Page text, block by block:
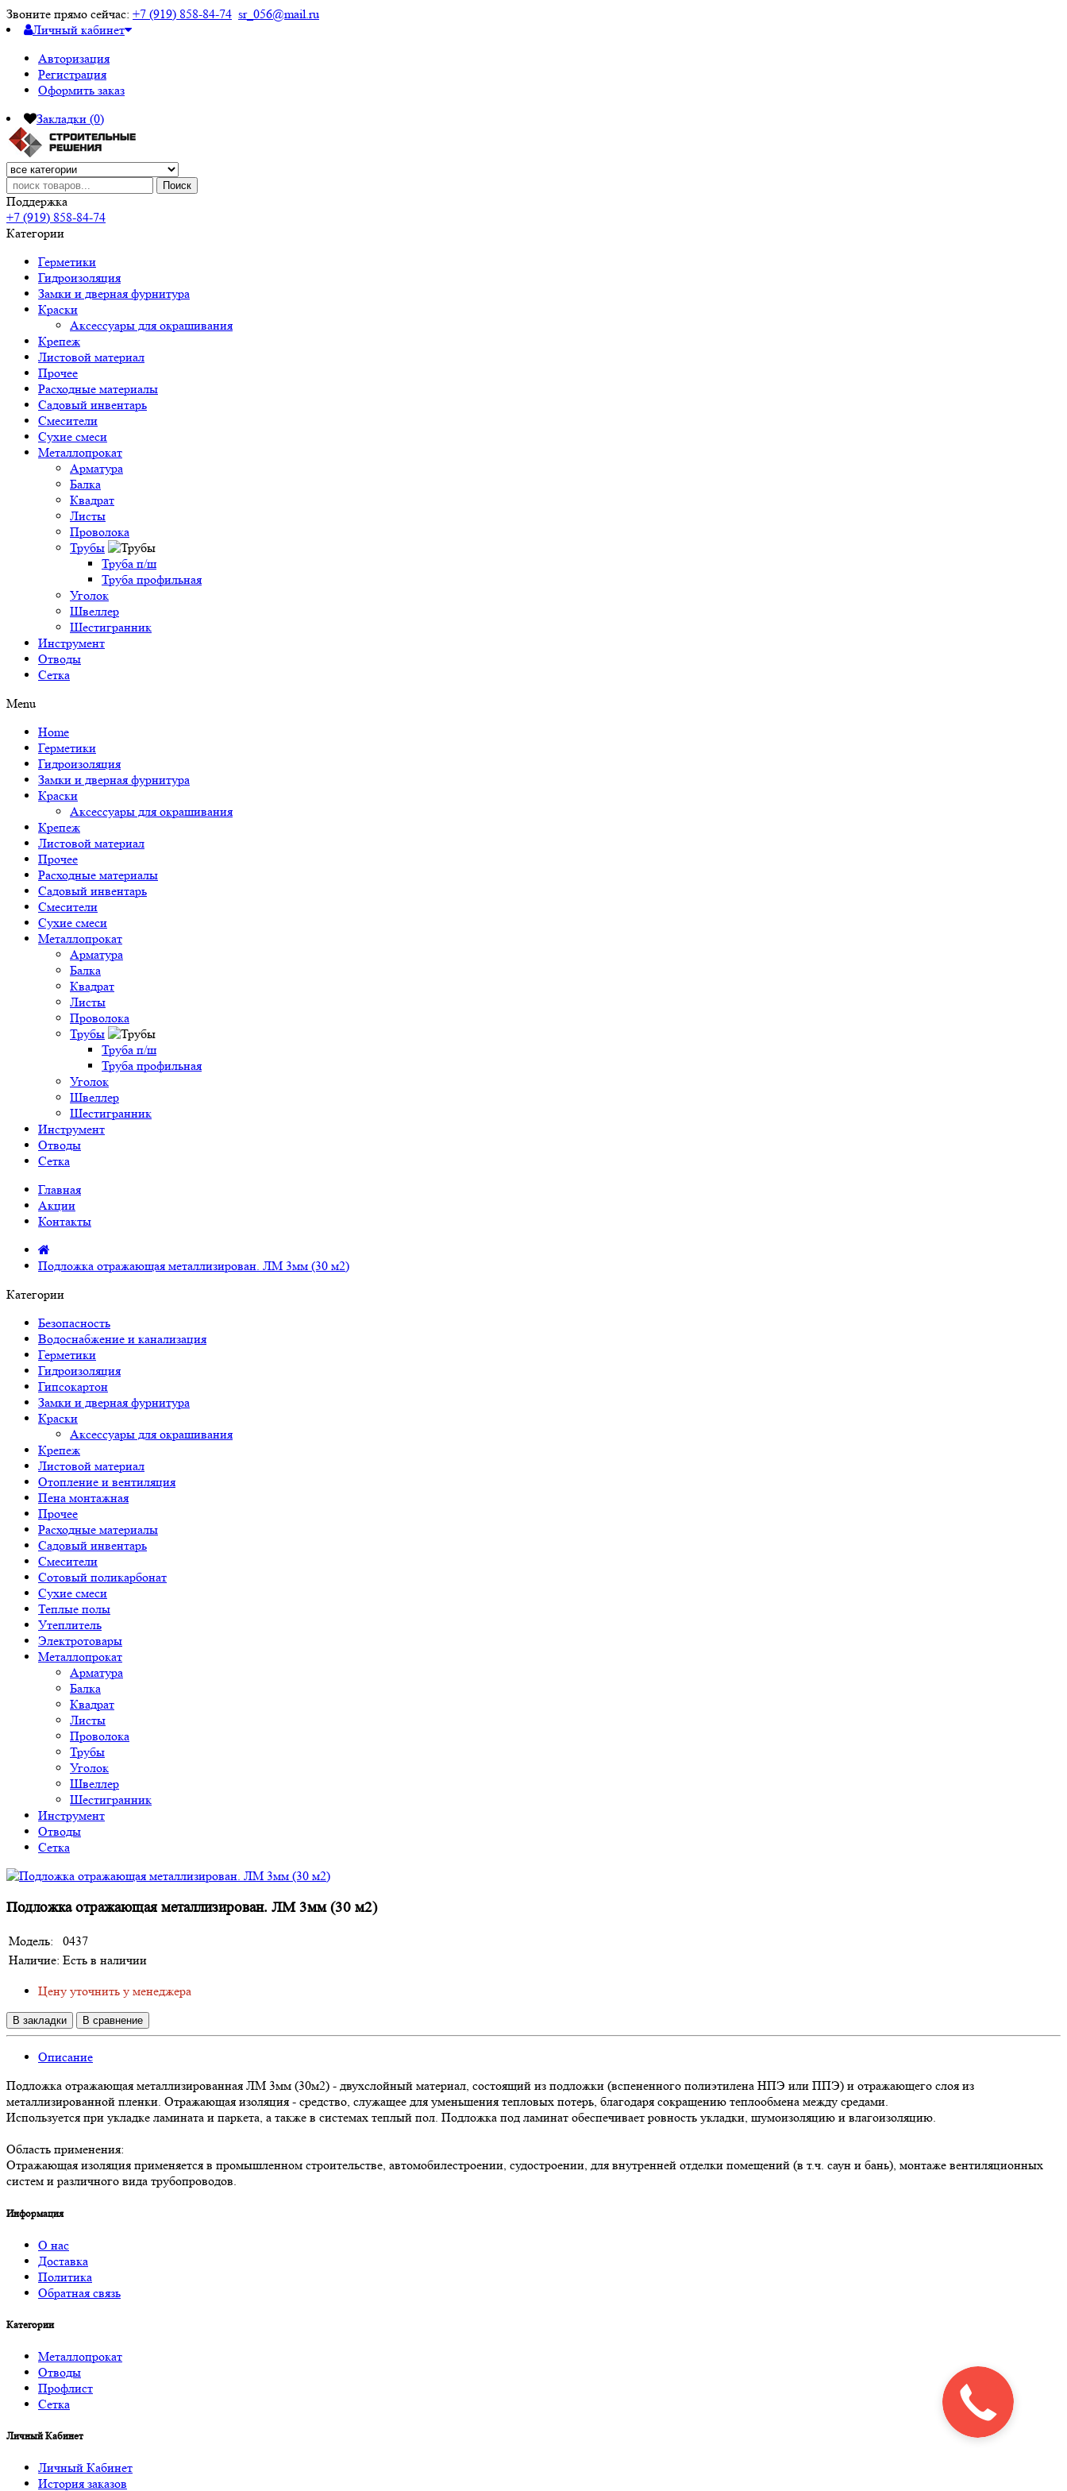
Звоните прямо сейчас: +7 (919) 858-84-74 sr_056@mail.ru
Личный кабинет
Авторизация
Регистрация
Оформить заказ
Закладки (0)
Поиск
Поддержка
+7 (919) 858-84-74
Категории
Герметики
Гидроизоляция
Замки и дверная фурнитура
Краски
Аксессуары для окрашивания
Крепеж
Листовой материал
Прочее
Расходные материалы
Садовый инвентарь
Смесители
Сухие смеси
Металлопрокат
Арматура
Балка
Квадрат
Листы
Проволока
Трубы
Труба п/ш
Труба профильная
Уголок
Швеллер
Шестигранник
Инструмент
Отводы
Сетка
Menu
Home
Герметики
Гидроизоляция
Замки и дверная фурнитура
Краски
Аксессуары для окрашивания
Крепеж
Листовой материал
Прочее
Расходные материалы
Садовый инвентарь
Смесители
Сухие смеси
Металлопрокат
Арматура
Балка
Квадрат
Листы
Проволока
Трубы
Труба п/ш
Труба профильная
Уголок
Швеллер
Шестигранник
Инструмент
Отводы
Сетка
Главная
Акции
Контакты
Подложка отражающая металлизирован. ЛМ 3мм (30 м2)
Категории
Безопасность
Водоснабжение и канализация
Герметики
Гидроизоляция
Гипсокартон
Замки и дверная фурнитура
Краски
Аксессуары для окрашивания
Крепеж
Листовой материал
Отопление и вентиляция
Пена монтажная
Прочее
Расходные материалы
Садовый инвентарь
Смесители
Сотовый поликарбонат
Сухие смеси
Теплые полы
Утеплитель
Электротовары
Металлопрокат
Арматура
Балка
Квадрат
Листы
Проволока
Трубы
Уголок
Швеллер
Шестигранник
Инструмент
Отводы
Сетка
Подложка отражающая металлизирован. ЛМ 3мм (30 м2)
Модель:
0437
Наличие: Есть в наличии
Цену уточнить у менеджера
В закладки В сравнение
Описание
Подложка отражающая металлизированная ЛМ 3мм (30м2) - двухслойный материал, состоящий из подложки (вспененного полиэтилена НПЭ или ППЭ) и отражающего слоя из
металлизированной пленки. Отражающая изоляция - средство, служащее для уменьшения тепловых потерь, благодаря сокращению теплообмена между средами.
Используется при укладке ламината и паркета, а также в системах теплый пол. Подложка под ламинат обеспечивает ровность укладки, шумоизоляцию и влагоизоляцию.
Область применения:
Отражающая изоляция применяется в промышленном строительстве, автомобилестроении, судостроении, для внутренней отделки помещений (в т.ч. саун и бань), монтаже вентиляционных
систем и различного вида трубопроводов.
Информация
О нас
Доставка
Политика
Обратная связь
Категории
Металлопрокат
Отводы
Профлист
Сетка
Личный Кабинет
Личный Кабинет
История заказов